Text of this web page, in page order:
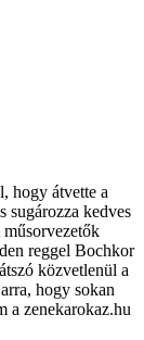
hogy átvette a
sugározza kedves
reggel Bochkor
közvetlenül a
hogy sokan
a zenekarokaz.hu